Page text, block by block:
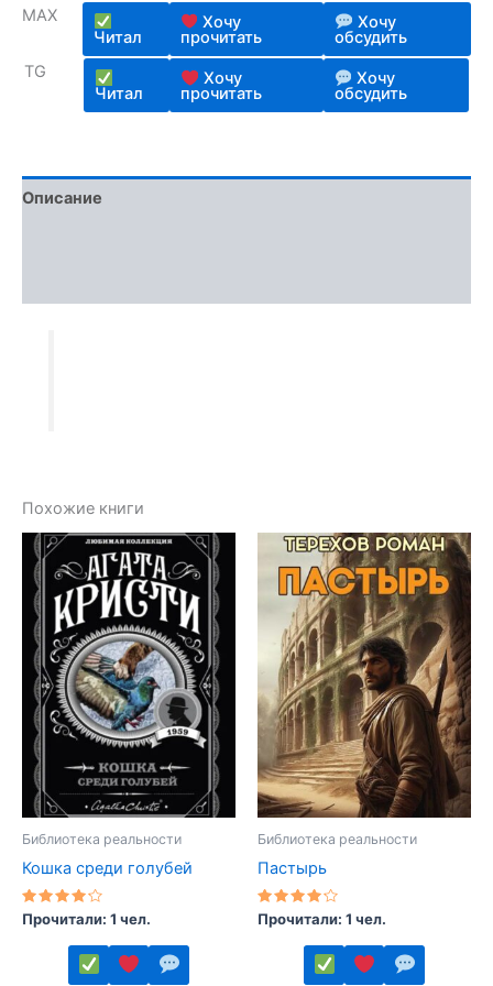
пользователя
MAX
Читал
Хочу
прочитать
Хочу
обсудить
TG
Читал
Хочу
прочитать
Хочу
обсудить
Описание
Похожие книги
Библиотека реальности
Кошка среди голубей
Оценка
4.00
Прочитали: 1 чел.
Библиотека реальности
Пастырь
Оценка
4.00
Прочитали: 1 чел.